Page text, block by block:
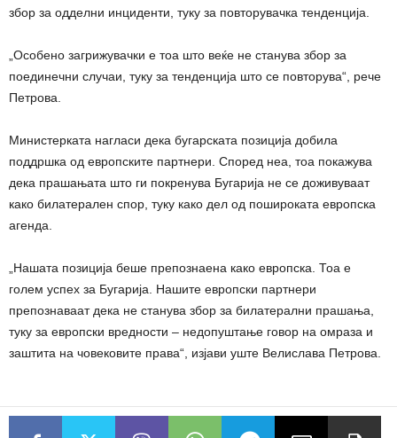
збор за одделни инциденти, туку за повторувачка тенденција.
„Особено загрижувачки е тоа што веќе не станува збор за
поединечни случаи, туку за тенденција што се повторува“, рече
Петрова.
Министерката нагласи дека бугарската позиција добила
поддршка од европските партнери. Според неа, тоа покажува
дека прашањата што ги покренува Бугарија не се доживуваат
како билатерален спор, туку како дел од пошироката европска
агенда.
„Нашата позиција беше препознаена како европска. Тоа е
голем успех за Бугарија. Нашите европски партнери
препознаваат дека не станува збор за билатерални прашања,
туку за европски вредности – недопуштање говор на омраза и
заштита на човековите права“, изјави уште Велислава Петрова.